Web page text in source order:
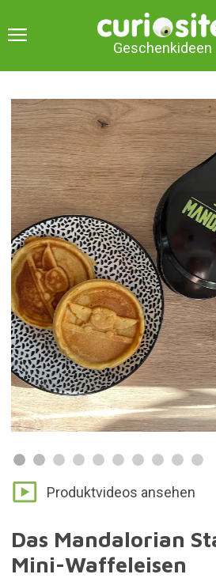
Geschenkideen
Produktvideos ansehen
Das Mandalorian
Mini-Waffeleisen